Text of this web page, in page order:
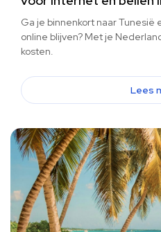
Ga je binnenkort naar Tunesië
online blijven? Met je
kosten.
Lees